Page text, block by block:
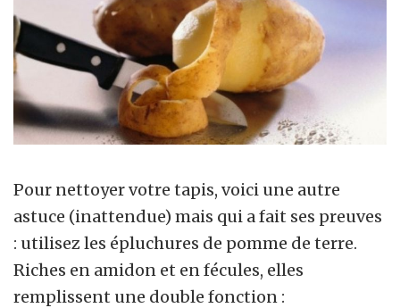
Pour nettoyer votre tapis, voici une autre
astuce (inattendue) mais qui a fait ses preuves
: utilisez les épluchures de pomme de terre.
Riches en amidon et en fécules, elles
remplissent une double fonction :